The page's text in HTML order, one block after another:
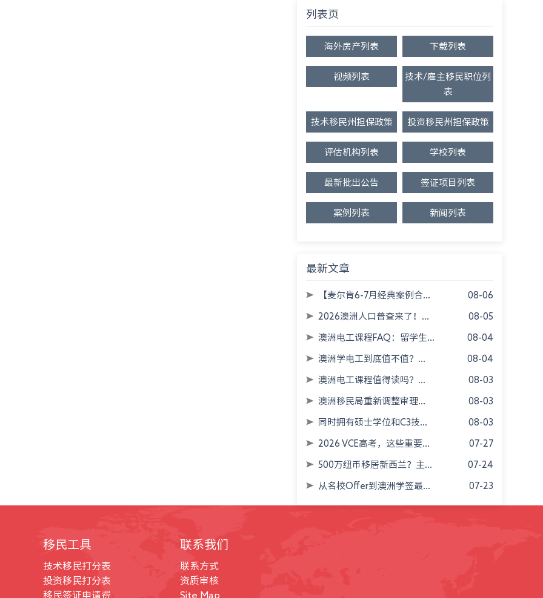
列表页
海外房产列表 下载列表
视频列表
技术/雇主移民职位列
表
技术移民州担保政策 投资移民州担保政策
评估机构列表 学校列表
最新批出公告 签证项目列表
案例列表 新闻列表
最新文章
【麦尔肯6-7月经典案例合... 08-06
2026澳洲人口普查来了！... 08-05
澳洲电工课程FAQ：留学生... 08-04
澳洲学电工到底值不值？... 08-04
澳洲电工课程值得读吗？... 08-03
澳洲移民局重新调整审理... 08-03
同时拥有硕士学位和C3技... 08-03
2026 VCE高考，这些重要... 07-27
500万纽币移居新西兰？主... 07-24
从名校Offer到澳洲学签最... 07-23
移民工具
技术移民打分表
投资移民打分表
移民签证申请费
联系我们
联系方式
资质审核
Site Map